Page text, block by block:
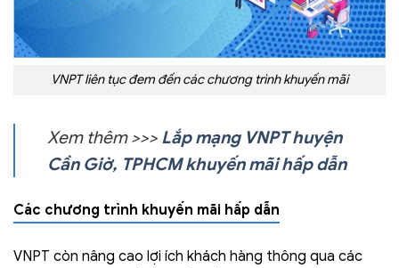
VNPT liên tục đem đến các chương trình khuyến mãi
Xem thêm >>> Lắp mạng VNPT huyện
Cần Giờ, TPHCM khuyến mãi hấp dẫn
Các chương trình khuyến mãi hấp dẫn
VNPT còn nâng cao lợi ích khách hàng thông qua các